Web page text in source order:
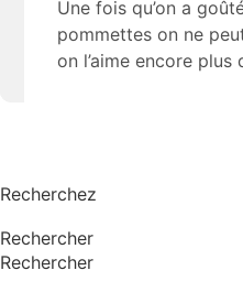
Une fois qu’on a
pommettes on ne
on l’aime encore
Recherchez
Rechercher
Rechercher